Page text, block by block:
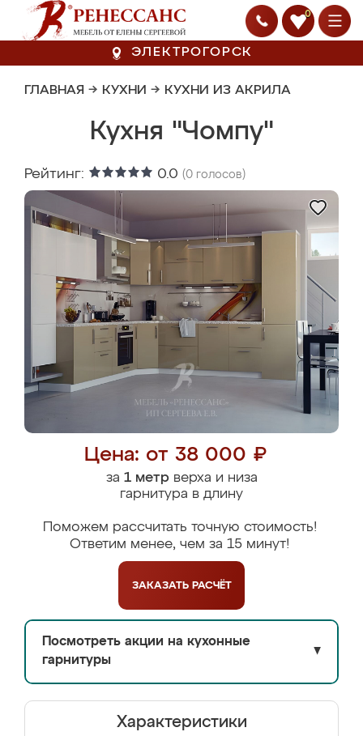
0
ЭЛЕКТРОГОРСК
ГЛАВНАЯ → КУХНИ → КУХНИ ИЗ АКРИЛА
Кухня "Чомпу"
Рейтинг: 0.0 (0 голосов)
Цена: от 38 000 ₽
за 1 метрверха и низа
гарнитура в длину
Поможем рассчитать точную стоимость!
Ответим менее, чем за 15 минут!
ЗАКАЗАТЬ РАСЧЁТ
Посмотреть акции на кухонные
гарнитуры
▼
Характеристики